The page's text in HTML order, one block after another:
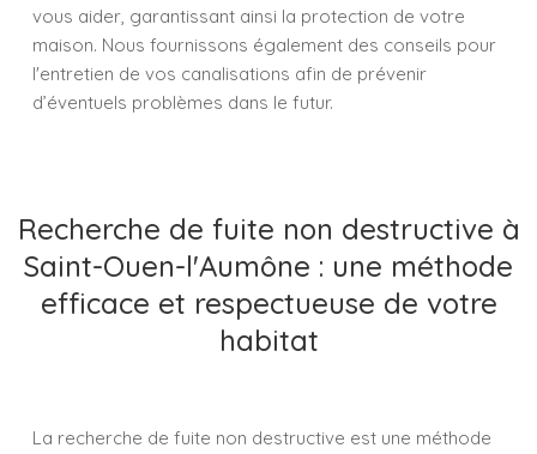
vous aider, garantissant ainsi la protection de votre
maison. Nous fournissons également des conseils pour
l'entretien de vos canalisations afin de prévenir
d’éventuels problèmes dans le futur.
Recherche de fuite non destructive à
Saint-Ouen-l'Aumône : une méthode
efficace et respectueuse de votre
habitat
La recherche de fuite non destructive est une méthode